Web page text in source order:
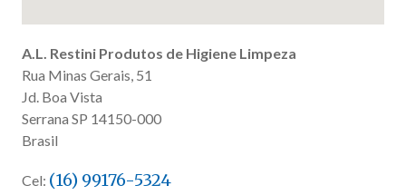
A.L. Restini Produtos de Higiene Limpeza
Rua Minas Gerais, 51
Jd. Boa Vista
Serrana SP 14150-000
Brasil
Cel: (16) 99176-5324